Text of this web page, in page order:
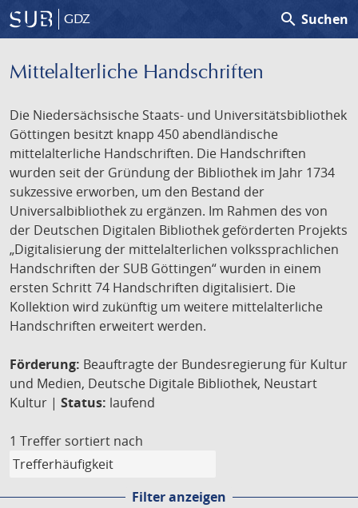
GDZ search Suchen
Mittelalterliche Handschriften
Die Niedersächsische Staats- und Universitätsbibliothek
Göttingen besitzt knapp 450 abendländische
mittelalterliche Handschriften. Die Handschriften
wurden seit der Gründung der Bibliothek im Jahr 1734
sukzessive erworben, um den Bestand der
Universalbibliothek zu ergänzen. Im Rahmen des von
der Deutschen Digitalen Bibliothek geförderten Projekts
„Digitalisierung der mittelalterlichen volkssprachlichen
Handschriften der SUB Göttingen“ wurden in einem
ersten Schritt 74 Handschriften digitalisiert. Die
Kollektion wird zukünftig um weitere mittelalterliche
Handschriften erweitert werden.
Förderung: Beauftragte der Bundesregierung für Kultur
und Medien, Deutsche Digitale Bibliothek, Neustart
Kultur | Status: laufend
1 Treffer sortiert nach
Filter anzeigen